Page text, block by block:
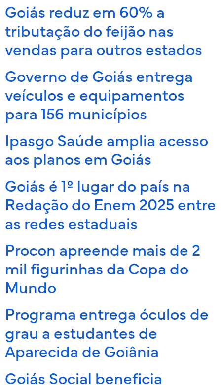
Goiás reduz em 60% a
tributação do feijão nas
vendas para outros estados
Governo de Goiás entrega
veículos e equipamentos
para 156 municípios
Ipasgo Saúde amplia acesso
aos planos em Goiás
Goiás é 1º lugar do país na
Redação do Enem 2025 entre
as redes estaduais
Procon apreende mais de 2
mil figurinhas da Copa do
Mundo
Programa entrega óculos de
grau a estudantes de
Aparecida de Goiânia
Goiás Social beneficia